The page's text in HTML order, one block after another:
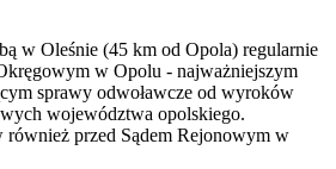
w Oleśnie (45 km od Opola) regularnie
w Opolu - najważniejszym
sprawy odwoławcze od wyroków
województwa opolskiego.
również przed Sądem Rejonowym w